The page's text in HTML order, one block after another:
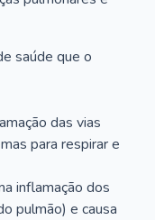
saúde que o
das vias
para respirar e
inflamação dos
pulmão) e causa